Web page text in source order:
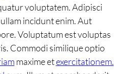
voluptatem. Adipisci
incidunt enim. Aut
Voluptatum est voluptas
Commodi similique optio
maxime etexercitationem.